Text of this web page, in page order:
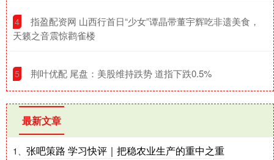
4
​指盈配资网 山西行首日“少女”谭晶带董宇辉吃非遗美食，
天籁之音震惊鹳雀楼
5 ​荆叶优配 尾盘：美股维持跌势 道指下跌0.5%
最新文章
1、 张吧策路 学习快评｜把稳农业生产的重中之重